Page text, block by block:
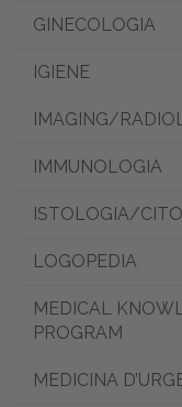
GINECOLOGIA
IGIENE
IMAGING/
IMMUNOLOGIA
ISTOLOGIA/
LOGOPEDIA
MEDICAL
PROGRAM
MEDICINA